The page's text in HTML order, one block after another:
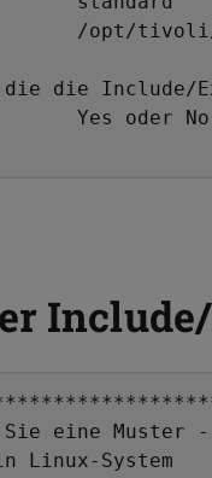
die Include/
Sie eine
für